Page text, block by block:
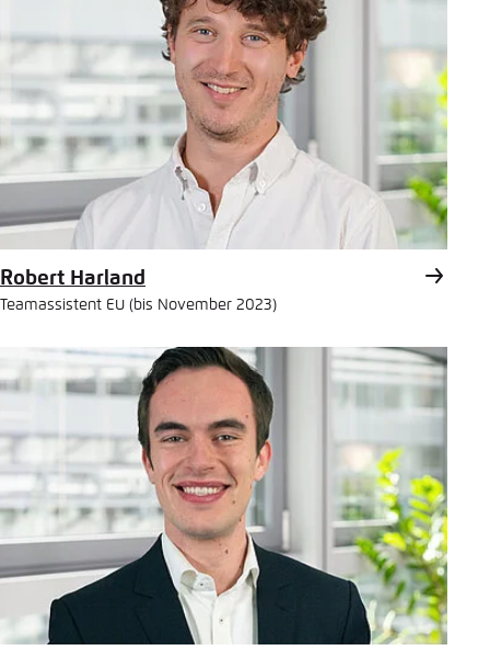
Robert Harland
Teamassistent EU (bis November 2023)